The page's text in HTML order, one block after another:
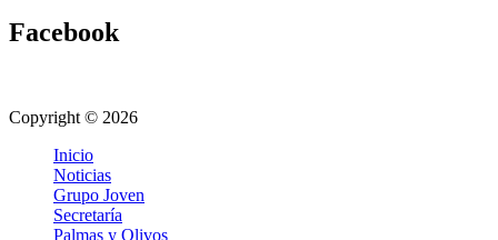
Facebook
Copyright © 2026
Inicio
Noticias
Grupo Joven
Secretaría
Palmas y Olivos